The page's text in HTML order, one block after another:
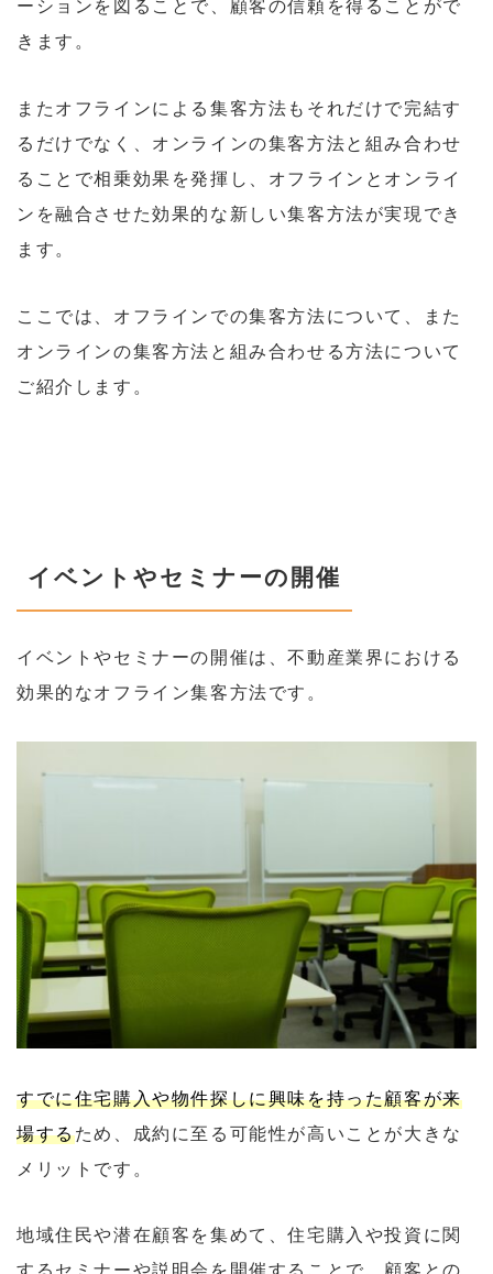
ーションを図ることで、顧客の信頼を得ることがで
きます。
またオフラインによる集客方法もそれだけで完結す
るだけでなく、オンラインの集客方法と組み合わせ
ることで相乗効果を発揮し、オフラインとオンライ
ンを融合させた効果的な新しい集客方法が実現でき
ます。
ここでは、オフラインでの集客方法について、また
オンラインの集客方法と組み合わせる方法について
ご紹介します。
イベントやセミナーの開催
イベントやセミナーの開催は、不動産業界における
効果的なオフライン集客方法です。
すでに住宅購入や物件探しに興味を持った顧客が来
場するため、成約に至る可能性が高いことが大きな
メリットです。
地域住民や潜在顧客を集めて、住宅購入や投資に関